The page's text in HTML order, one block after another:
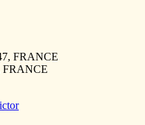
FRANCE
FRANCE